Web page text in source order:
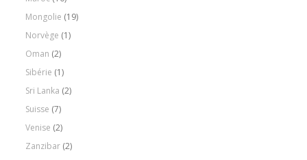
Mongolie (19)
Norvège (1)
Oman (2)
Sibérie (1)
Sri Lanka (2)
Suisse (7)
Venise (2)
Zanzibar (2)